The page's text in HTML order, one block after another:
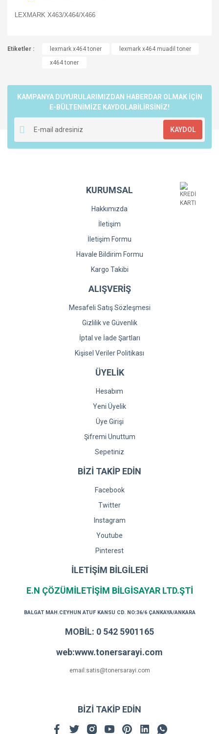
LEXMARK X463/X464/X466
Yorum Yaz
konularda yetersiz gördüğünüz noktaları öneri formunu
kullanarak tarafımıza iletebilirsiniz.
Ürün resmi kalitesiz, bozuk veya görüntülenemiyor.
Ürün açıklamasında eksik bilgiler bulunuyor.
Ürün fiyatı diğer sitelerden daha pahalı.
Bu ürüne benzer farklı alternatifler olmalı.
Gönder
Etiketler : lexmark x464 toner
lexmark x464 muadil toner
x464 toner
KAMPANYA DUYURULARIMIZDAN HABERDAR OLMAK İÇİN
E-BÜLTENİMİZE KAYDOLABİLİRSİNİZ!
KAYDOL
KURUMSAL
Hakkımızda
İletişim
İletişim Formu
Havale Bildirim Formu
Kargo Takibi
ALIŞVERİŞ
Mesafeli Satış Sözleşmesi
Gizlilik ve Güvenlik
İptal ve İade Şartları
Kişisel Veriler Politikası
ÜYELİK
Hesabım
Yeni Üyelik
Üye Girişi
Şifremi Unuttum
Sepetiniz
BİZİ TAKİP EDİN
Facebook
Twitter
Instagram
Youtube
Pinterest
İLETİŞİM BİLGİLERİ
E.N ÇÖZÜMİLETİŞİM BİLGİSAYAR LTD.ŞTİ
BALGAT MAH.CEYHUN ATUF KANSU CD. NO:36/6 ÇANKAYA/ANKARA
MOBİL: 0 542 5901165
web:www.tonersarayi.com
email:satis@tonersarayi.com
BİZİ TAKİP EDİN